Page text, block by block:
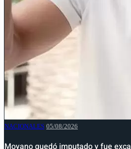
NACIONALES 05/08/2026
Moyano quedó imputado y fue